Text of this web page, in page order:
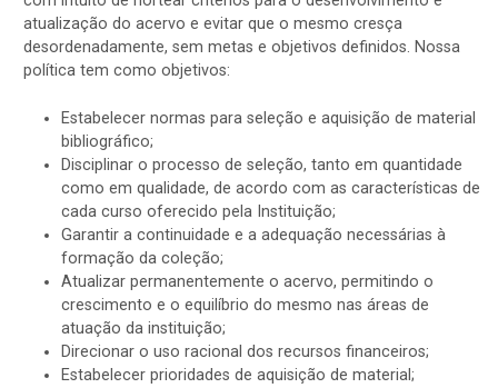
atualização do acervo e evitar que o mesmo cresça
desordenadamente, sem metas e objetivos definidos. Nossa
política tem como objetivos:
Estabelecer normas para seleção e aquisição de material
bibliográfico;
Disciplinar o processo de seleção, tanto em quantidade
como em qualidade, de acordo com as características de
cada curso oferecido pela Instituição;
Garantir a continuidade e a adequação necessárias à
formação da coleção;
Atualizar permanentemente o acervo, permitindo o
crescimento e o equilíbrio do mesmo nas áreas de
atuação da instituição;
Direcionar o uso racional dos recursos financeiros;
Estabelecer prioridades de aquisição de material;